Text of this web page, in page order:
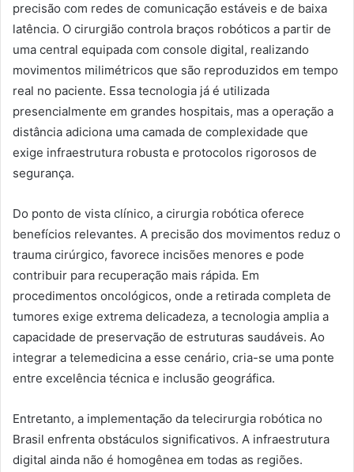
precisão com redes de comunicação estáveis e de baixa
latência. O cirurgião controla braços robóticos a partir de
uma central equipada com console digital, realizando
movimentos milimétricos que são reproduzidos em tempo
real no paciente. Essa tecnologia já é utilizada
presencialmente em grandes hospitais, mas a operação a
distância adiciona uma camada de complexidade que
exige infraestrutura robusta e protocolos rigorosos de
segurança.
Do ponto de vista clínico, a cirurgia robótica oferece
benefícios relevantes. A precisão dos movimentos reduz o
trauma cirúrgico, favorece incisões menores e pode
contribuir para recuperação mais rápida. Em
procedimentos oncológicos, onde a retirada completa de
tumores exige extrema delicadeza, a tecnologia amplia a
capacidade de preservação de estruturas saudáveis. Ao
integrar a telemedicina a esse cenário, cria-se uma ponte
entre excelência técnica e inclusão geográfica.
Entretanto, a implementação da telecirurgia robótica no
Brasil enfrenta obstáculos significativos. A infraestrutura
digital ainda não é homogênea em todas as regiões.